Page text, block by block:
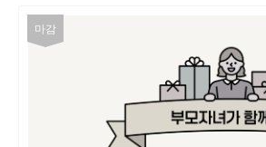
마감